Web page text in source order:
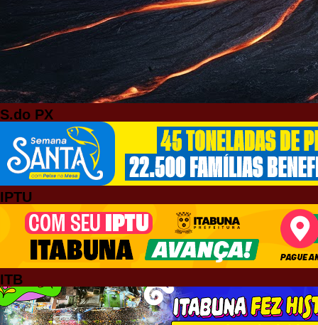
S.do PX
IPTU
ITB